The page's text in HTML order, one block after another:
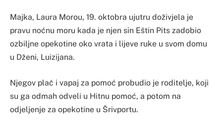
Majka, Laura Morou, 19. oktobra ujutru doživjela je
pravu noćnu moru kada je njen sin Eštin Pits zadobio
ozbiljne opekotine oko vrata i lijeve ruke u svom domu
u Dženi, Luizijana.
Njegov plač i vapaj za pomoć probudio je roditelje, koji
su ga odmah odveli u Hitnu pomoć, a potom na
odjeljenje za opekotine u Šrivportu.